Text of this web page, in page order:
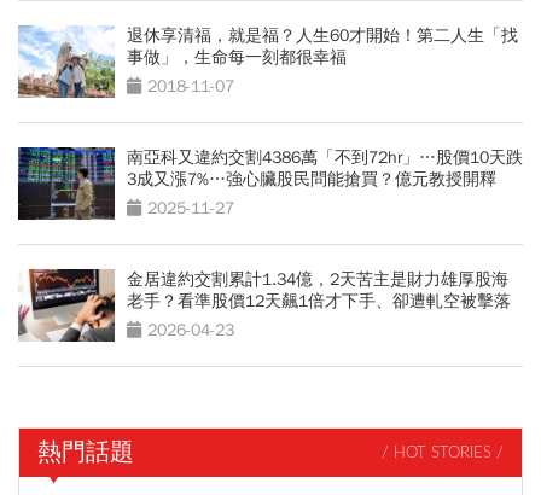
退休享清福，就是福？人生60才開始！第二人生「找
事做」，生命每一刻都很幸福
2018-11-07
南亞科又違約交割4386萬「不到72hr」…股價10天跌
3成又漲7%…強心臟股民問能搶買？億元教授開釋
2025-11-27
金居違約交割累計1.34億，2天苦主是財力雄厚股海
老手？看準股價12天飆1倍才下手、卻遭軋空被擊落
2026-04-23
熱門話題 / HOT STORIES /